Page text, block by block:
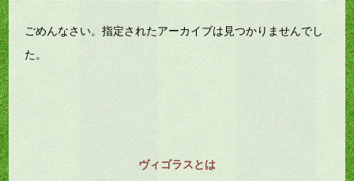
ごめんなさい。指定されたアーカイブは見つかりませんでし
た。
ヴィゴラスとは